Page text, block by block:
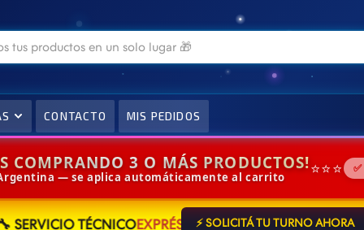
CONTACTO MIS PEDIDOS
COMPRANDO 3 O MÁS PRODUCTOS!
— se aplica automáticamente al carrito ⭐⭐⭐
SERVICIO TÉCNICOEXPRÉS ⚡ SOLICITÁ TU TURNO AHORA